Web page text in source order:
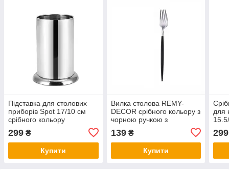
Підставка для столових
приборів Spot 17/10 см
срібного кольору
нержавіюча сталь REMY-
DECOR підставка тримач
для виделок та ножів
299 ₴
Купити
Вилка столова REMY-
DECOR срібного кольору з
чорною ручкою з
нержавійки. Прилади для
ресторанів кафе та
будинку
139₴
Купити
для
299